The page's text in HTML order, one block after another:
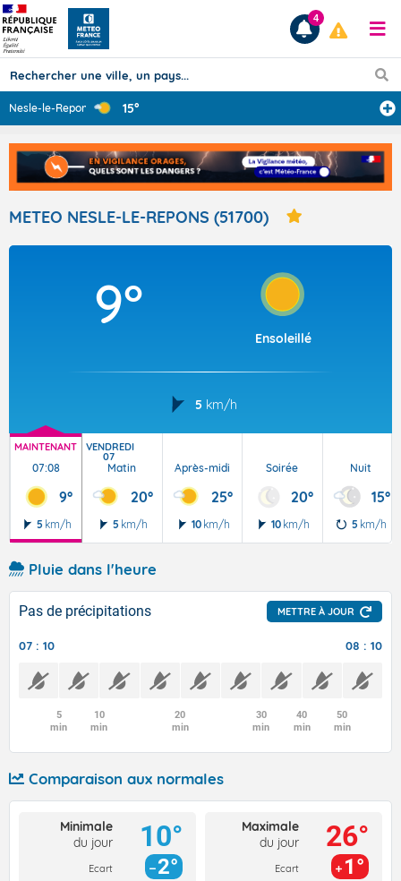
Prévisions
TOUS LES RÉSULTATS
Articles
4
Nesle-le-Repons ... 15°
METEO NESLE-LE-REPONS (51700)
9°
Ensoleillé
5 km/h
MAINTENANT
07:08
9°
5 km/h
VENDREDI
07
Matin
20°
5 km/h
Après-midi
25°
10 km/h
Soirée
20°
10 km/h
Nuit
15°
5 km/h
Pluie dans l'heure
Pas de précipitations METTRE À JOUR
07 : 10 08 : 10
5
min
10
min
20
min
30
min
40
min
50
min
Comparaison aux normales
Minimale
du jour
Ecart
10°
2°
Maximale
du jour
Ecart
26°
1°